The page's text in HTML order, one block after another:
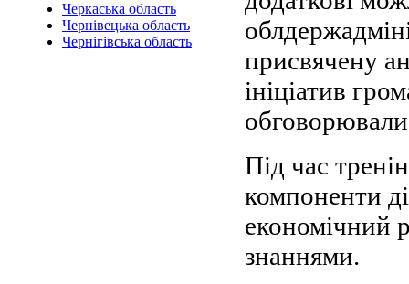
Черкаська область
Чернівецька область
Чернігівська область
присвячену
ініціатив
Під час
компоненти
економічний
знаннями.